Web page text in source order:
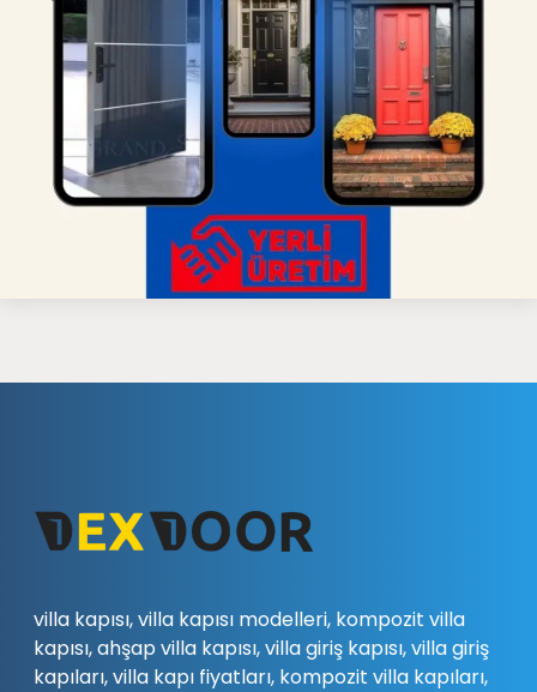
villa kapısı, villa kapısı modelleri, kompozit villa
kapısı, ahşap villa kapısı, villa giriş kapısı, villa giriş
kapıları, villa kapı fiyatları, kompozit villa kapıları,